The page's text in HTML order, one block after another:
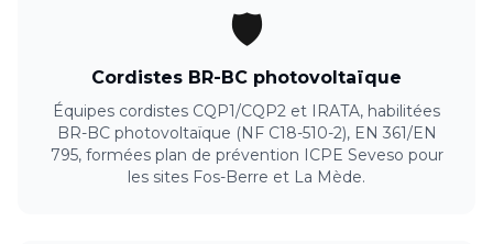
🛡️
Cordistes BR-BC photovoltaïque
Équipes cordistes CQP1/CQP2 et IRATA, habilitées
BR-BC photovoltaïque (NF C18-510-2), EN 361/EN
795, formées plan de prévention ICPE Seveso pour
les sites Fos-Berre et La Mède.